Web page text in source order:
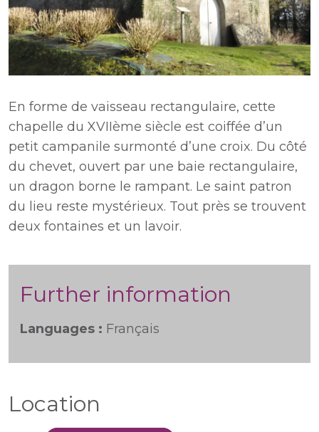
En forme de vaisseau rectangulaire, cette
chapelle du XVIIème siècle est coiffée d’un
petit campanile surmonté d’une croix. Du côté
du chevet, ouvert par une baie rectangulaire,
un dragon borne le rampant. Le saint patron
du lieu reste mystérieux. Tout près se trouvent
deux fontaines et un lavoir.
Further information
Languages : Français
Location